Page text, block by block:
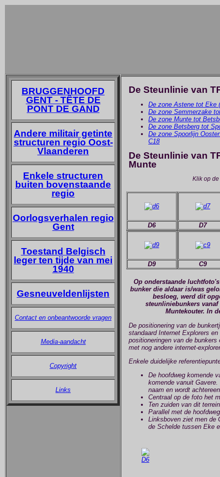
BRUGGENHOOFD
GENT - TÊTE DE
PONT DE GAND
Andere militair getinte
structuren regio Oost-
Vlaanderen
Enkele structuren
buiten bovenstaande
regio
Oorlogsverhalen regio
Gent
Toestand Belgisch
leger ten tijde van mei
1940
Gesneuveldenlijsten
Contact en onbeantwoorde vragen
Media-aandacht
Copyright
Links
De Steunlinie van
De zone Astene tot Eke
De zone Semmerzake
De zone Munte tot
De zone Betsberg tot
De zone Spoorlijn
C18
De Steunlinie van
Munte
Klik op
D6 D7
D9 C9
Op onderstaande
bunker die aldaar is/was
besloeg, werd dit
steunliniebunkers vanaf
Muntekouter. In
De positionering van de
standaard Internet Explorers
positioneringen van de
met nog andere internet-
Enkele duidelijke
De hoofdweg komende
komende vanuit
naam en wordt
Centraal op de foto het
Ten zuiden van dit
Parallel met de
Linksboven ziet men de
de Schelde tussen Eke